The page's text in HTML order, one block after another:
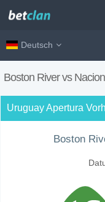
Deutsch
Boston River vs
Uruguay Apertura
Boston